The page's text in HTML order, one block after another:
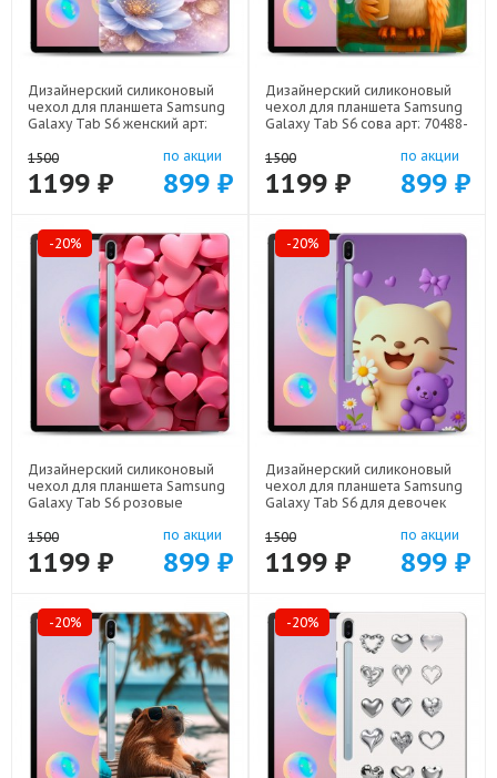
Дизайнерский силиконовый
чехол для планшета Samsung
Galaxy Tab S6 женский арт:
1500
1199 ₽
по акции
899 ₽
Дизайнерский силиконовый
чехол для планшета Samsung
Galaxy Tab S6 сова арт: 70488-
1500
1199 ₽
по акции
899 ₽
-20%
Дизайнерский силиконовый
чехол для планшета Samsung
Galaxy Tab S6 розовые
1500
1199 ₽
по акции
899 ₽
-20%
Дизайнерский силиконовый
чехол для планшета Samsung
Galaxy Tab S6 для девочек
1500
1199 ₽
по акции
899 ₽
-20% -20%